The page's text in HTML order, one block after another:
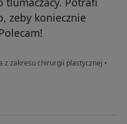
zeby koniecznie
z zakresu chirurgii plastycznej •